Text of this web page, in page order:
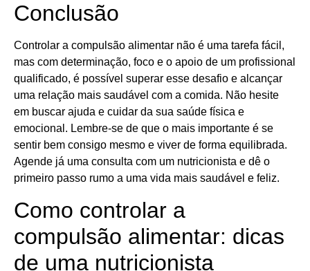
Conclusão
Controlar a compulsão alimentar não é uma tarefa fácil,
mas com determinação, foco e o apoio de um profissional
qualificado, é possível superar esse desafio e alcançar
uma relação mais saudável com a comida. Não hesite
em buscar ajuda e cuidar da sua saúde física e
emocional. Lembre-se de que o mais importante é se
sentir bem consigo mesmo e viver de forma equilibrada.
Agende já uma consulta com um nutricionista e dê o
primeiro passo rumo a uma vida mais saudável e feliz.
Como controlar a
compulsão alimentar: dicas
de uma nutricionista